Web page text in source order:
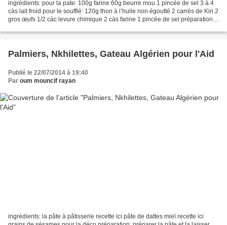
ingrédients: pour la pate: 100g farine 60g beurre mou 1 pincée de sel 3 à 4
càs lait froid pour le soufflé: 120g thon à l’huile non égoutté 2 carrés de Kiri 2
gros œufs 1/2 càc levure chimique 2 càs farine 1 pincée de sel préparation:
Palmiers, Nkhilettes, Gateau Algérien pour l'Aid
Publié le 22/07/2014 à 19:40
Par oum mouncif rayan
ingrédients: la pâte à pâtisserie recette ici pâte de dattes miel recette ici